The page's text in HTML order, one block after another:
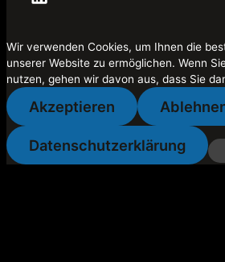
Wir verwenden Cookies, um Ihnen die
unserer Website zu ermöglichen. Wenn
nutzen, gehen wir davon aus, dass Sie
Akzeptieren
Datenschutzerklärung